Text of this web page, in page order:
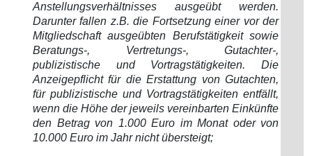
Anstellungsverhältnisses ausgeübt werden.
Darunter fallen z.B. die Fortsetzung einer vor der
Mitgliedschaft ausgeübten Berufstätigkeit sowie
Beratungs-, Vertretungs-, Gutachter-,
publizistische und Vortragstätigkeiten. Die
Anzeigepflicht für die Erstattung von Gutachten,
für publizistische und Vortragstätigkeiten entfällt,
wenn die Höhe der jeweils vereinbarten Einkünfte
den Betrag von 1.000 Euro im Monat oder von
10.000 Euro im Jahr nicht übersteigt;